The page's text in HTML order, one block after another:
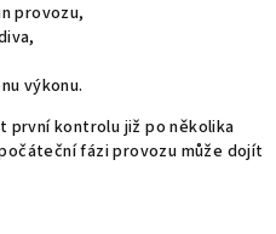
provozu,
výkonu.
první kontrolu již po několika
fázi provozu může dojít